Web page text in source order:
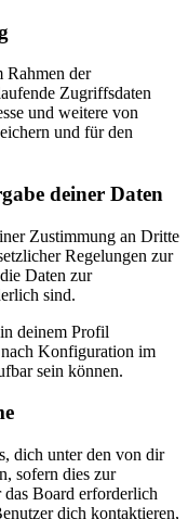
Rahmen der
Zugriffsdaten
und weitere von
und für den
deiner Daten
Zustimmung an Dritte
Regelungen zur
Daten zur
sind.
deinem Profil
nach Konfiguration im
sein können.
dich unter den von dir
sofern dies zur
Board erforderlich
dich kontaktieren,